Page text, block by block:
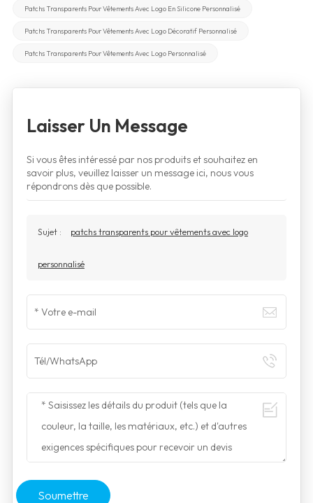
Patchs Transparents Pour Vêtements Avec Logo En Silicone Personnalisé
Patchs Transparents Pour Vêtements Avec Logo Décoratif Personnalisé
Patchs Transparents Pour Vêtements Avec Logo Personnalisé
Laisser Un Message
Si vous êtes intéressé par nos produits et souhaitez en
savoir plus, veuillez laisser un message ici, nous vous
répondrons dès que possible.
Sujet : patchs transparents pour vêtements avec logo
personnalisé
Soumettre